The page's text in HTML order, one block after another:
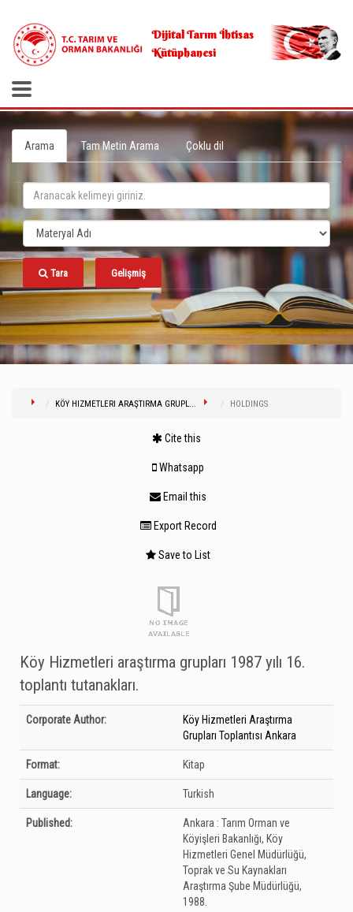
Dijital Tarım İhtisas
Kütüphanesi
Arama Tam Metin Arama Çoklu dil
Tara Gelişmiş
KÖY HIZMETLERI ARAŞTIRMA GRUPL... HOLDINGS
Cite this
Whatsapp
Email this
Export Record
Save to List
Köy Hizmetleri araştırma grupları 1987 yılı 16.
toplantı tutanakları.
Bibliographic Details
Corporate Author:
Köy Hizmetleri Araştırma
Grupları Toplantısı Ankara
Format: Kitap
Language: Turkish
Published: Ankara : Tarım Orman ve
Köyişleri Bakanlığı, Köy
Hizmetleri Genel Müdürlüğü,
Toprak ve Su Kaynakları
Araştırma Şube Müdürlüğü,
1988.